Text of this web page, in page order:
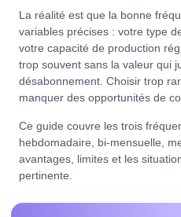
La réalité est que la bonne
variables précises : votre type
votre capacité de production
trop souvent sans la valeur qui
désabonnement. Choisir trop
manquer des opportunités de
Ce guide couvre les trois
hebdomadaire, bi-mensuelle,
avantages, limites et les
pertinente.